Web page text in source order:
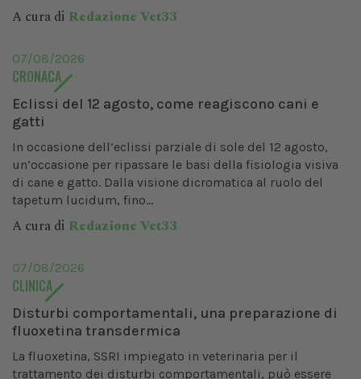
A cura di Redazione Vet33
07/08/2026
CRONACA
Eclissi del 12 agosto, come reagiscono cani e
gatti
In occasione dell’eclissi parziale di sole del 12 agosto,
un’occasione per ripassare le basi della fisiologia visiva
di cane e gatto. Dalla visione dicromatica al ruolo del
tapetum lucidum, fino...
A cura di Redazione Vet33
07/08/2026
CLINICA
Disturbi comportamentali, una preparazione di
fluoxetina transdermica
La fluoxetina, SSRI impiegato in veterinaria per il
trattamento dei disturbi comportamentali, può essere